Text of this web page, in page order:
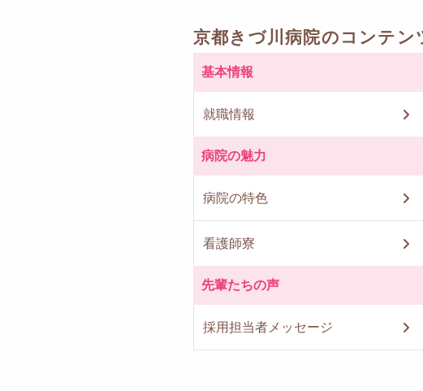
京都きづ川病院のコンテン
基本情報
就職情報
病院の魅力
病院の特色
看護師寮
先輩たちの声
採用担当者メッセージ